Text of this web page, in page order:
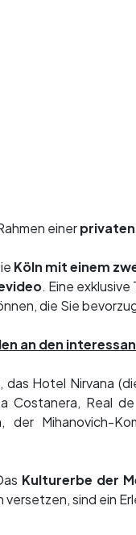
einer
Köln mit einem
. Eine
die Sie
an den
das Hotel Nirvana
Costanera, Real
der Mihanovich-
Kulturerbe der
versetzen, sind ein